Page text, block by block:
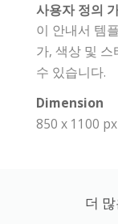
사용자 정의
이 안내서 템
가, 색상 및
수 있습니다.
Dimension
850 x 1100 px
더